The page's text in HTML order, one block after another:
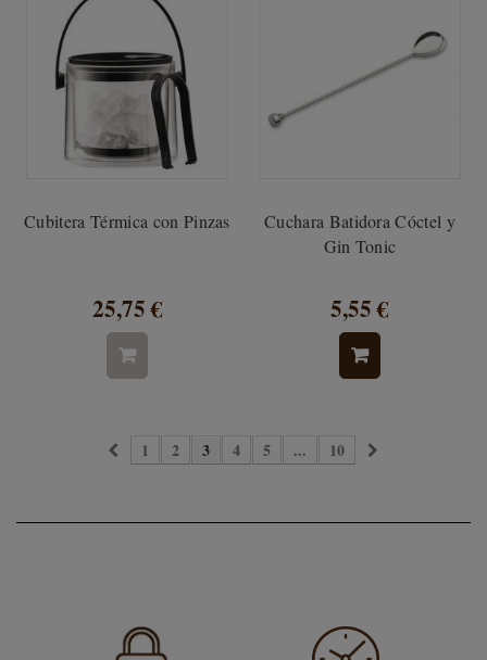
Cubitera Térmica con Pinzas
25,75 €
Cuchara Batidora Cóctel y
Gin Tonic
5,55 €
1 2 3 4 5 ... 10